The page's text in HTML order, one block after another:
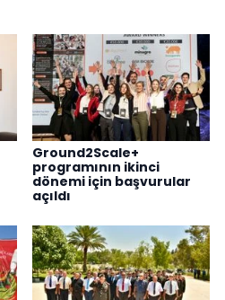
Ground2Scale+
programının ikinci
dönemi için başvurular
açıldı